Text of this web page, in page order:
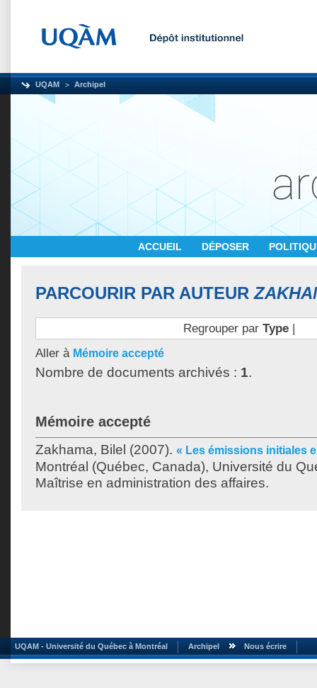
UQAM Archipel
ACCUEIL DÉPOSER
PARCOURIR PAR AUTEUR
Regrouper par Type|
Aller à Mémoire accepté
Nombre de documents archivés : 1.
Mémoire accepté
Zakhama, Bilel (2007). « Les émissions initiales
Montréal (Québec, Canada), Université du
Maîtrise en administration des affaires.
UQAM - Université du Québec à Montréal Archipel Nous écrire